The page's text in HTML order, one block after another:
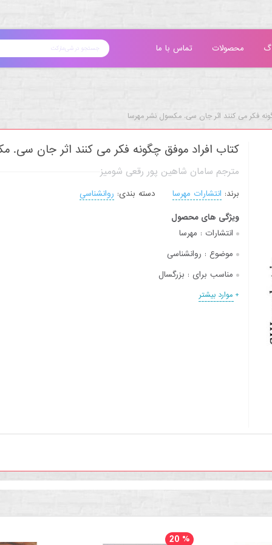
محصولات تماس با ما
فکر می کنند اثر جان سی. مکسول نشر مهرسا
کتاب افراد موفق چگونه فکر می کنند اثر جان سی.
مترجم سامان شاهین پور رقعی شومیز
برند: انتشارات مهرسا دسته بندی: روانشناسی
ویژگی های محصول
انتشارات : مهرسا
موضوع : روانشناسی
مناسب برای : بزرگسال
+ موارد بیشتر
20 %